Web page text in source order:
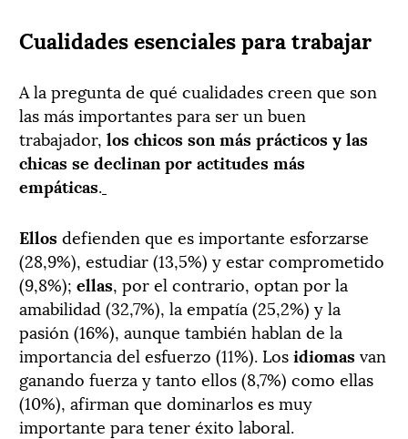
Cualidades esenciales para trabajar
A la pregunta de qué cualidades creen que son
las más importantes para ser un buen
trabajador, los chicos son más prácticos y las
chicas se declinan por actitudes más
empáticas.
Ellosdefienden que es importante esforzarse
(28,9%), estudiar (13,5%) y estar comprometido
(9,8%); ellas, por el contrario, optan por la
amabilidad (32,7%), la empatía (25,2%) y la
pasión (16%), aunque también hablan de la
importancia del esfuerzo (11%). Losidiomasvan
ganando fuerza y tanto ellos (8,7%) como ellas
(10%), afirman que dominarlos es muy
importante para tener éxito laboral.